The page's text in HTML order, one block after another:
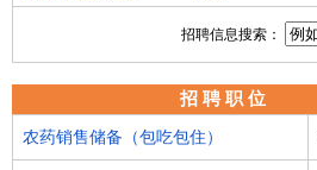
招聘信息搜索：
招 聘 职 位
农药销售储备（包吃包住）